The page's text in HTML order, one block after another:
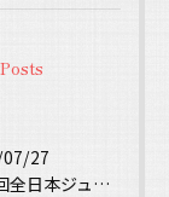
27
▪️第19回全日本ジュニアテコンドー選手権 試合結果▪️